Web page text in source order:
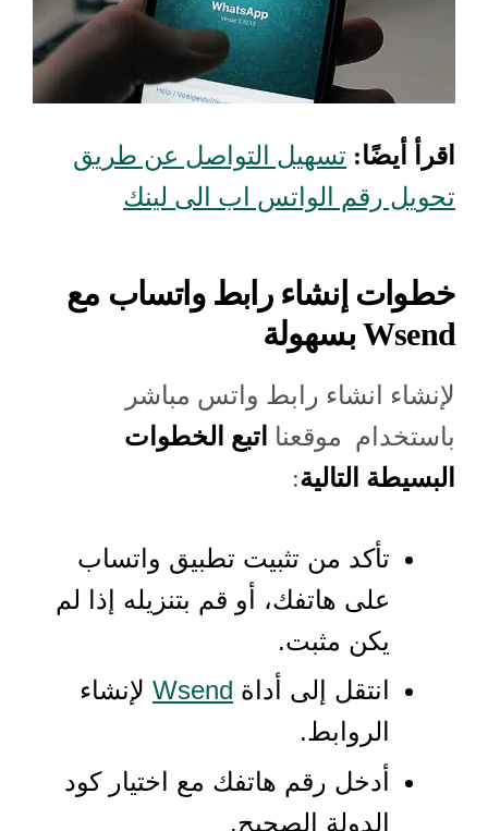
اقرأ أيضًا: تسهيل التواصل عن طريق
تحويل رقم الواتس اب الى لينك
خطوات إنشاء رابط واتساب مع
Wsend بسهولة
لإنشاء انشاء رابط واتس مباشر
باستخدام موقعنا اتبع الخطوات
البسيطة التالية:
تأكد من تثبيت تطبيق واتساب
على هاتفك، أو قم بتنزيله إذا لم
يكن مثبت.
انتقل إلى أداة Wsend لإنشاء
الروابط.
أدخل رقم هاتفك مع اختيار كود
الدولة الصحيح.